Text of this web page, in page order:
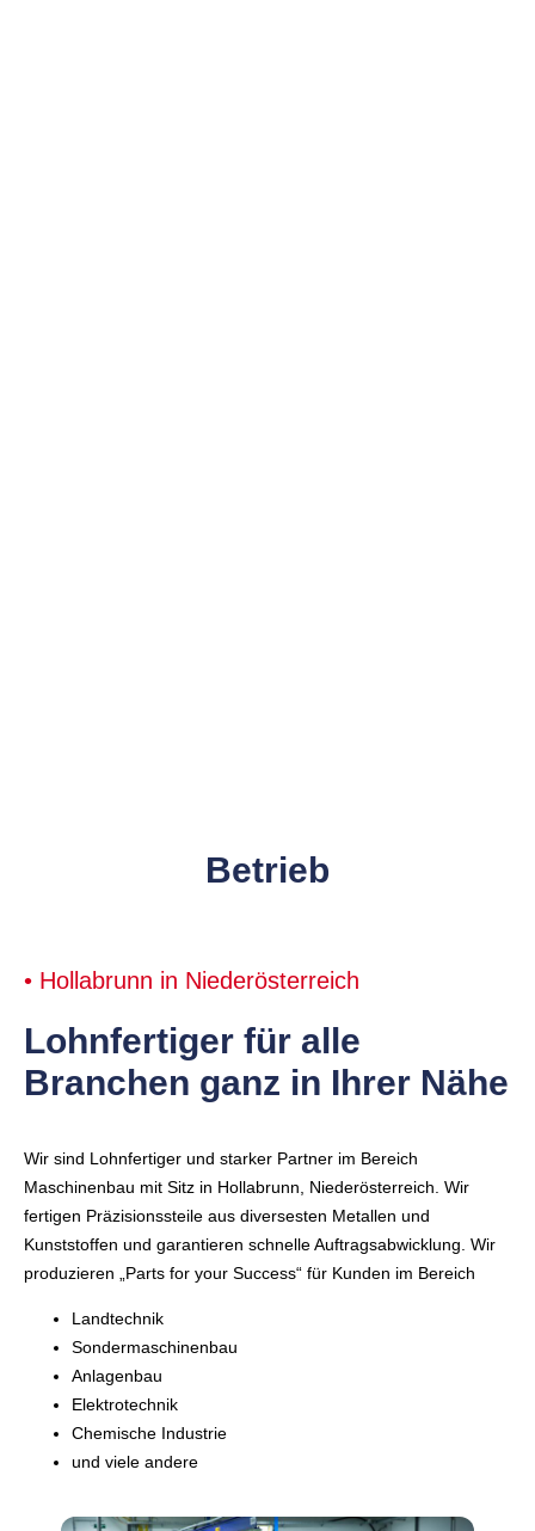
Betrieb
• Hollabrunn in Niederösterreich
Lohnfertiger für alle
Branchen ganz in Ihrer Nähe
Wir sind Lohnfertiger und starker Partner im Bereich
Maschinenbau mit Sitz in Hollabrunn, Niederösterreich. Wir
fertigen Präzisionssteile aus diversesten Metallen und
Kunststoffen und garantieren schnelle Auftragsabwicklung. Wir
produzieren „Parts for your Success“ für Kunden im Bereich
Landtechnik
Sondermaschinenbau
Anlagenbau
Elektrotechnik
Chemische Industrie
und viele andere